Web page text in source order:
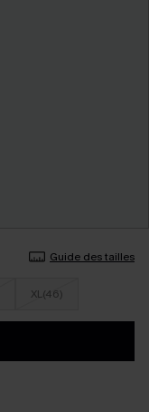
Guide des tailles
XL(46)